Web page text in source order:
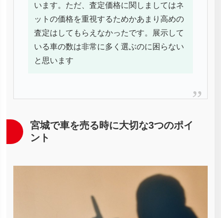
います。ただ、査定価格に関しましてはネ
ットの価格を重視するためかあまり高めの
査定はしてもらえなかったです。展示して
いる車の数は非常に多く選ぶのに困らない
と思います
宮城で車を売る時に大切な3つのポイ
ント